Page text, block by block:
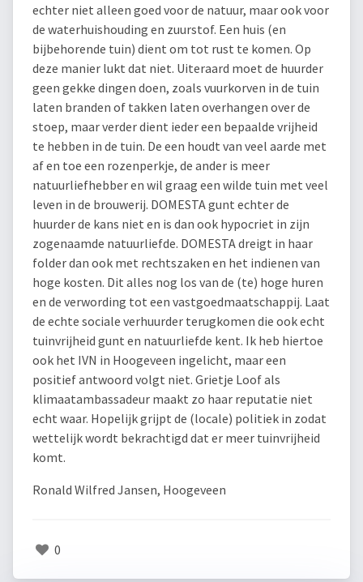
echter niet alleen goed voor de natuur, maar ook voor
de waterhuishouding en zuurstof. Een huis (en
bijbehorende tuin) dient om tot rust te komen. Op
deze manier lukt dat niet. Uiteraard moet de huurder
geen gekke dingen doen, zoals vuurkorven in de tuin
laten branden of takken laten overhangen over de
stoep, maar verder dient ieder een bepaalde vrijheid
te hebben in de tuin. De een houdt van veel aarde met
af en toe een rozenperkje, de ander is meer
natuurliefhebber en wil graag een wilde tuin met veel
leven in de brouwerij. DOMESTA gunt echter de
huurder de kans niet en is dan ook hypocriet in zijn
zogenaamde natuurliefde. DOMESTA dreigt in haar
folder dan ook met rechtszaken en het indienen van
hoge kosten. Dit alles nog los van de (te) hoge huren
en de verwording tot een vastgoedmaatschappij. Laat
de echte sociale verhuurder terugkomen die ook echt
tuinvrijheid gunt en natuurliefde kent. Ik heb hiertoe
ook het IVN in Hoogeveen ingelicht, maar een
positief antwoord volgt niet. Grietje Loof als
klimaatambassadeur maakt zo haar reputatie niet
echt waar. Hopelijk grijpt de (locale) politiek in zodat
wettelijk wordt bekrachtigd dat er meer tuinvrijheid
komt.
Ronald Wilfred Jansen, Hoogeveen
0